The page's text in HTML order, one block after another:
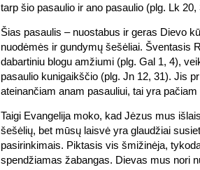
tarp šio pasaulio ir ano pasaulio (plg. Lk 20,
Šias pasaulis – nuostabus ir geras Dievo
nuodėmės ir gundymų šešėliai. Šventasis
dabartiniu blogu amžiumi (plg. Gal 1, 4),
pasaulio kunigaikščio (plg. Jn 12, 31). Jis
ateinančiam anam pasauliui, tai yra pačiam
Taigi Evangelija moko, kad Jėzus mus
šešėlių, bet mūsų laisvė yra glaudžiai
pasirinkimais. Piktasis vis šmižinėja,
spendžiamas žabangas. Dievas mus nori